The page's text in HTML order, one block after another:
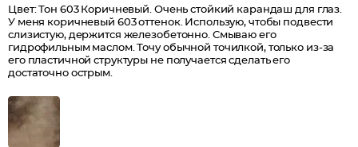
Цвет: Тон 603 Коричневый. Очень стойкий карандаш для глаз.
У меня коричневый 603 оттенок. Использую, чтобы подвести
слизистую, держится железобетонно. Смываю его
гидрофильным маслом. Точу обычной точилкой, только из-за
его пластичной структуры не получается сделать его
достаточно острым.